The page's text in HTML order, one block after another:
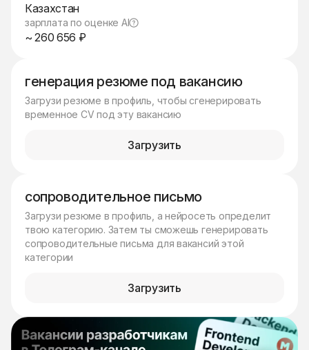
генерация резюме под вакансию
Загрузи резюме в профиль, чтобы сгенерировать
временное CV под эту вакансию
Загрузить
сопроводительное письмо
Загрузи резюме в профиль, а нейросеть определит
твою категорию. Затем ты сможешь генерировать
сопроводительные письма для вакансий этой
категории
Загрузить
Казахстан
зарплата по оценке AI
~ 260 656 ₽